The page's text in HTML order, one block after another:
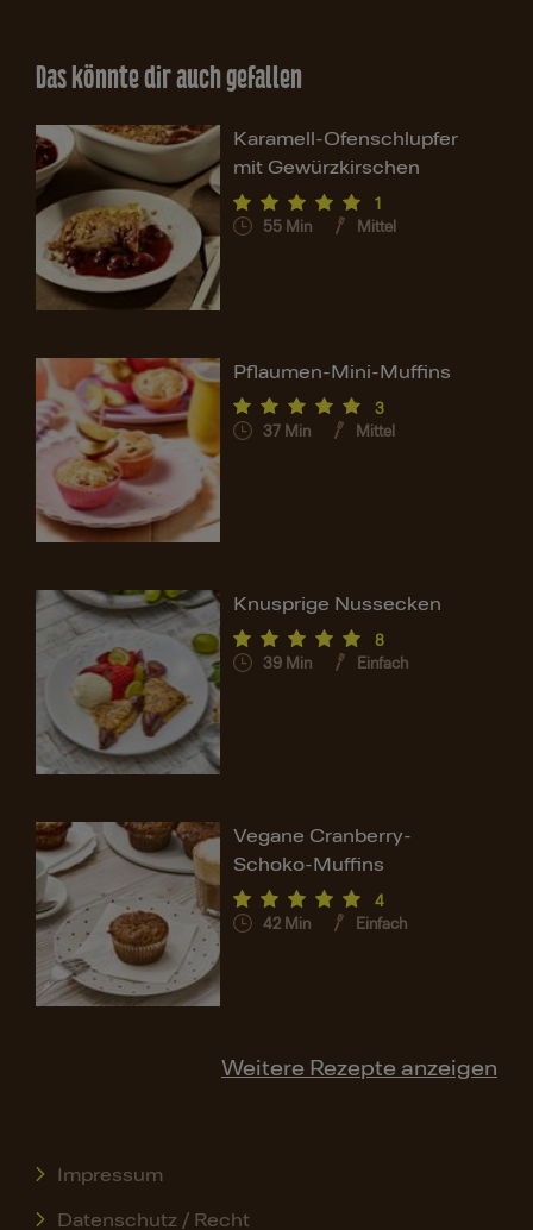
Das könnte dir auch gefallen
Karamell-Ofenschlupfer
mit Gewürzkirschen
1
55 Min Mittel
Pflaumen-Mini-Muffins
3
37 Min Mittel
Knusprige Nussecken
8
39 Min Einfach
Vegane Cranberry-
Schoko-Muffins
4
42 Min Einfach
Weitere Rezepte anzeigen
Impressum
Datenschutz / Recht